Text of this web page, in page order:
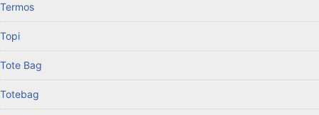
Termos
Topi
Tote Bag
Totebag